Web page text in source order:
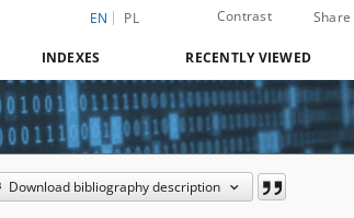
EN PL Contrast Share
INDEXES RECENTLY VIEWED
Download bibliography description